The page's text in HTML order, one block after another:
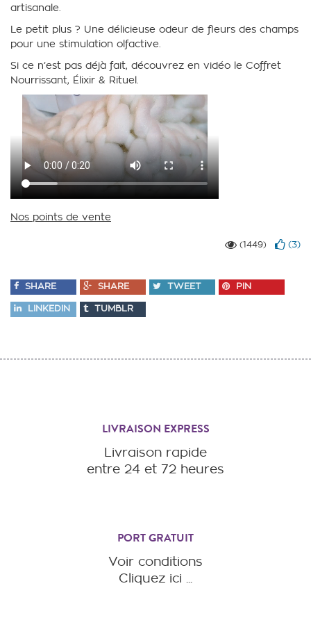
artisanale.
Le petit plus ? Une délicieuse odeur de fleurs des champs
pour une stimulation olfactive.
Si ce n’est pas déjà fait, découvrez en vidéo le Coffret
Nourrissant, Élixir & Rituel.
Nos points de vente
(1449) (3)
SHARE SHARE TWEET
PIN
LINKEDIN
TUMBLR
LIVRAISON EXPRESS
Livraison rapide
entre 24 et 72 heures
PORT GRATUIT
Voir conditions
Cliquez ici ...